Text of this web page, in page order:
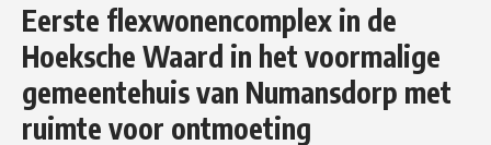
Eerste flexwonencomplex in de
Hoeksche Waard in het voormalige
gemeentehuis van Numansdorp met
ruimte voor ontmoeting